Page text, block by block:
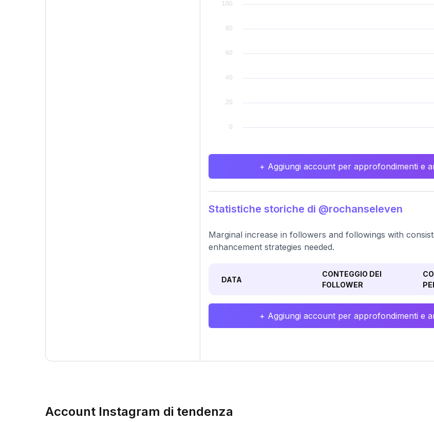
+ Aggiungi account per approfondimenti e
Statistiche storiche di @rochanseleven
Marginal increase in followers and followings with
enhancement strategies needed.
DATA
CONTEGGIO DEI
FOLLOWER
+ Aggiungi account per approfondimenti e
Account Instagram di tendenza